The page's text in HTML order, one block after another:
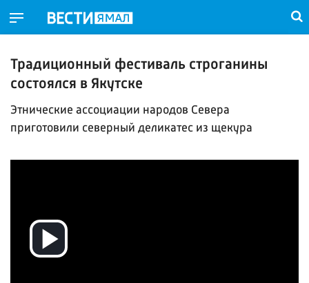
Традиционный фестиваль строганины
состоялся в Якутске
Этнические ассоциации народов Севера
приготовили северный деликатес из щекура
Воспроизвести